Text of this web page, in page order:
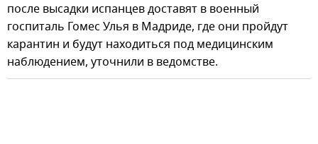
после высадки испанцев доставят в военный
госпиталь Гомес Улья в Мадриде, где они пройдут
карантин и будут находиться под медицинским
наблюдением, уточнили в ведомстве.